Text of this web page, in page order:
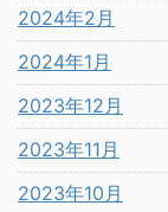
2024年2月
2024年1月
2023年12月
2023年11月
2023年10月